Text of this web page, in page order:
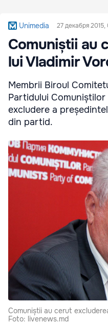
Unimedia 27 декабря 2015,
Comuniștii au
lui Vladimir
Membrii Biroul
Partidului
excludere a
din partid.
Comuniștii au cerut
Foto: livenews.md